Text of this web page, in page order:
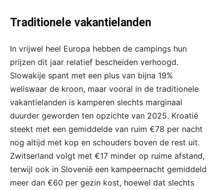
Traditionele vakantielanden
In vrijwel heel Europa hebben de campings hun
prijzen dit jaar relatief bescheiden verhoogd.
Slowakije spant met een plus van bijna 19%
weliswaar de kroon, maar vooral in de traditionele
vakantielanden is kamperen slechts marginaal
duurder geworden ten opzichte van 2025. Kroatië
steekt met een gemiddelde van ruim €78 per nacht
nog altijd met kop en schouders boven de rest uit.
Zwitserland volgt met €17 minder op ruime afstand,
terwijl ook in Slovenië een kampeernacht gemiddeld
meer dan €60 per gezin kost, hoewel dat slechts